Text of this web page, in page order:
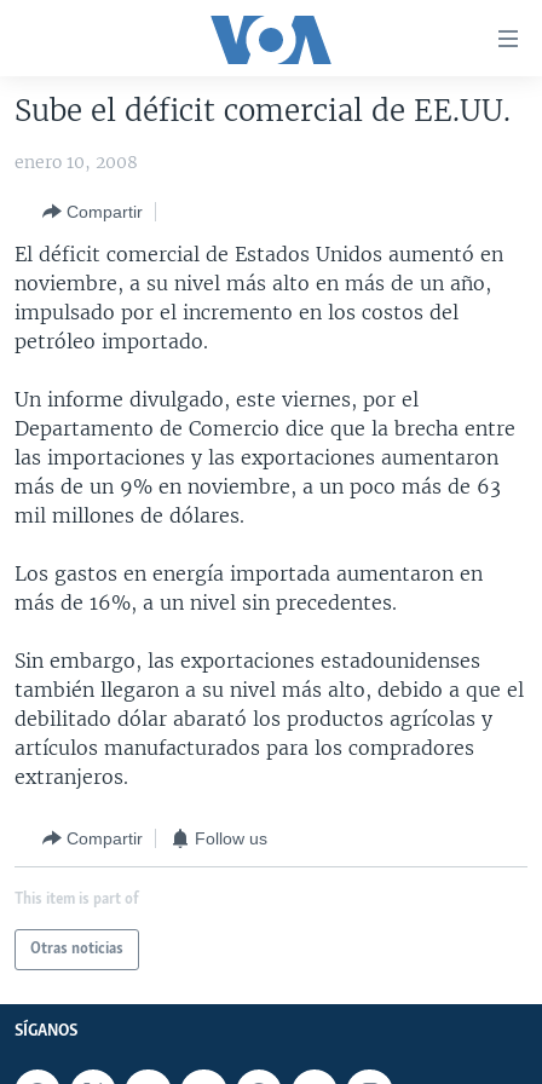
accesibilidad
al
principal
Salte
al
navegador
principal
búsqueda
AMÉRICA DEL NORTE
EEUU
MÉXICO
HAITÍ
ELECCIONES EEUU 2024
ELECCIONES EEUU
VOTO DIVIDIDO
VOA VERIFICA
VOA VERIFICA UCRANIA/RUSIA
VOA VERIFICA INMIGRACIÓN
VOA VERIFICA AMÉRICA LATINA
AMÉRICA LATINA
ARGENTINA
BOLIVIA
COLOMBIA
CHILE
PERÚ
ECUADOR
BRASIL
CHINA EN AMÉRICA LATINA
CENTROAMÉRICA
COSTA RICA
EL SALVADOR
GUATEMALA
HONDURAS
OTRAS SECCIONES
INMIGRACIÓN
LIBERTAD DE PRENSA
MUNDO
ENTRETENIMIENTO Y CULTURA
TECNOLOGÍA
DEPORTES
CIENCIA Y SALUD
ESPECIALES DE LA VOA
LIBERTAD DE PRENSA
UCRANIA
MULTIMEDIA
VIDEOS
FOTOGRAFÍA
AUDIOS
PROGRAMAS TV
EL MUNDO AL DÍA
FORO INTERAMERICANO
VISIÓN 360
LAS CLAVES
RADIO
AVANCE INFORMATIVO
AUDIONOTICIAS
BUENOS DÍAS AMÉRICA
EL MUNDO AL DÍA [RADIO]
FORO [RADIO]
DEPORTIVO INTERNACIONAL
ENTRETENIMIENTO
DIRECT
DOCUMENTALES DE LA VOA
SÍGANOS
Sube el déficit comercial de EE.UU.
enero 10, 2008
Compartir
El déficit comercial de Estados Unidos aumentó en
noviembre, a su nivel más alto en más de un año,
impulsado por el incremento en los costos del
petróleo importado.
Un informe divulgado, este viernes, por el
Departamento de Comercio dice que la brecha entre
las importaciones y las exportaciones aumentaron
más de un 9% en noviembre, a un poco más de 63
mil millones de dólares.
Los gastos en energía importada aumentaron en
más de 16%, a un nivel sin precedentes.
Sin embargo, las exportaciones estadounidenses
también llegaron a su nivel más alto, debido a que el
debilitado dólar abarató los productos agrícolas y
artículos manufacturados para los compradores
extranjeros.
Compartir Follow us
This item is part of
Otras noticias
SÍGANOS